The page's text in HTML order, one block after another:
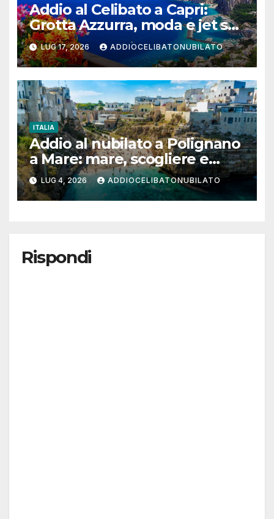
Addio al Celibato a Capri:
Grotta Azzurra, moda e jet set
per un weekend da ricordare
LUG 17, 2026 ADDIOCELIBATONUBILATO
ITALIA
Addio al nubilato a Polignano
a Mare: mare, scogliere e
poesia per un weekend tra
amiche
LUG 4, 2026 ADDIOCELIBATONUBILATO
Rispondi